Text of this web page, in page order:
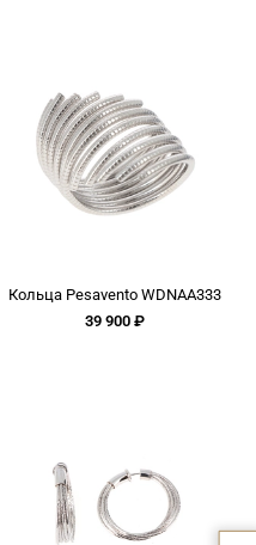
Кольца Pesavento WDNAA333
39 900 ₽